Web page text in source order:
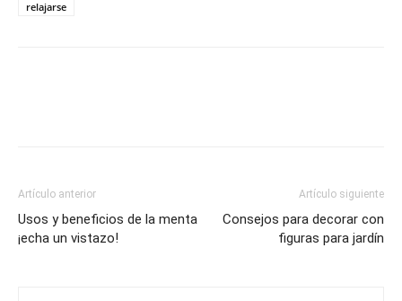
relajarse
Artículo anterior
Usos y beneficios de la menta
¡echa un vistazo!
Artículo siguiente
Consejos para decorar con
figuras para jardín